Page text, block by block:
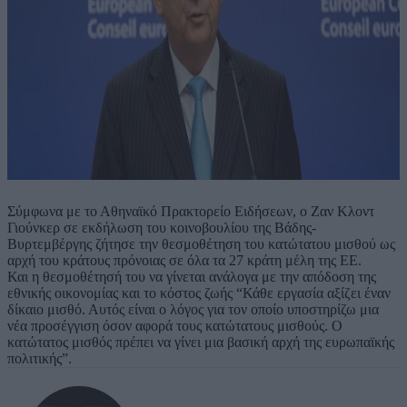
Σύμφωνα με το Αθηναϊκό Πρακτορείο Ειδήσεων, ο Ζαν Κλοντ
Γιούνκερ σε εκδήλωση του κοινοβουλίου της Βάδης-
Βυρτεμβέργης ζήτησε την θεσμοθέτηση του κατώτατου μισθού ως
αρχή του κράτους πρόνοιας σε όλα τα 27 κράτη μέλη της ΕΕ.
Και η θεσμοθέτησή του να γίνεται ανάλογα με την απόδοση της
εθνικής οικονομίας και το κόστος ζωής “Κάθε εργασία αξίζει έναν
δίκαιο μισθό. Αυτός είναι ο λόγος για τον οποίο υποστηρίζω μια
νέα προσέγγιση όσον αφορά τους κατώτατους μισθούς. Ο
κατώτατος μισθός πρέπει να γίνει μια βασική αρχή της ευρωπαϊκής
πολιτικής”.